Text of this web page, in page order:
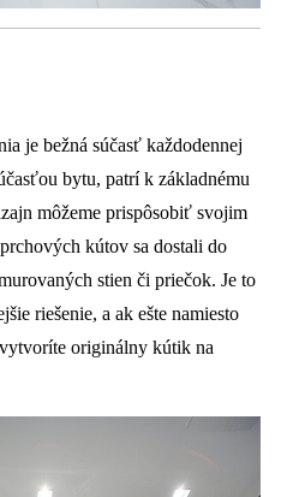
je bežná súčasť každodennej
bytu, patrí k základnému
môžeme prispôsobiť svojim
kútov sa dostali do
stien či priečok. Je to
riešenie, a ak ešte namiesto
originálny kútik na